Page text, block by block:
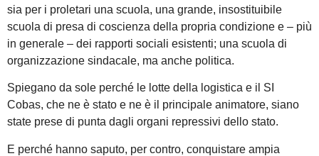
sia per i proletari una scuola, una grande, insostituibile
scuola di presa di coscienza della propria condizione e – più
in generale – dei rapporti sociali esistenti; una scuola di
organizzazione sindacale, ma anche politica.
Spiegano da sole perché le lotte della logistica e il SI
Cobas, che ne è stato e ne è il principale animatore, siano
state prese di punta dagli organi repressivi dello stato.
E perché hanno saputo, per contro, conquistare ampia